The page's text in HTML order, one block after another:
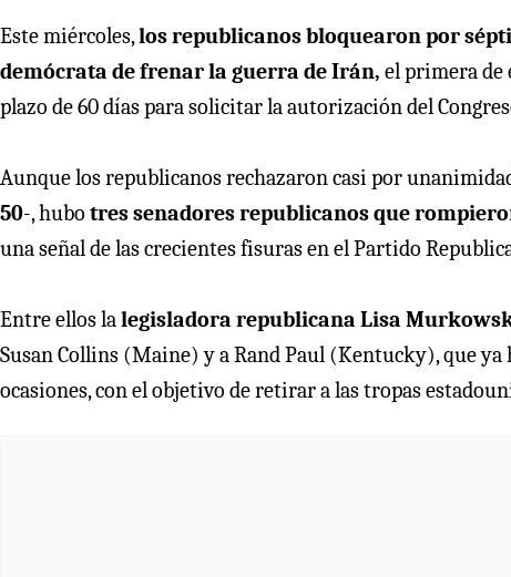
Este miércoles,los republicanos bloquearon por
demócrata de frenar la guerra de Irán, el primera de
plazo de 60 días para solicitar la autorización del
Aunque los republicanos rechazaron casi por
50-, hubo tres senadores republicanos que
una señal de las crecientes fisuras en el Partido
Entre ellos lalegisladora republicana Lisa
Susan Collins (Maine) y a Rand Paul (Kentucky), que
ocasiones, con el objetivo de retirar a las tropas